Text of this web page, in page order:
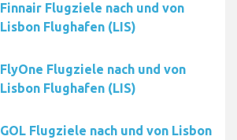
Finnair Flugziele nach und von
Lisbon Flughafen (LIS)
FlyOne Flugziele nach und von
Lisbon Flughafen (LIS)
GOL Flugziele nach und von Lisbon